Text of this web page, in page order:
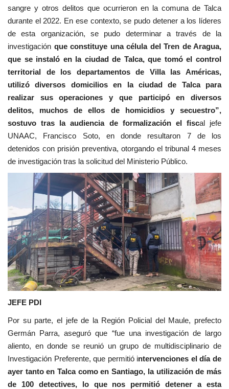
sangre y otros delitos que ocurrieron en la comuna de Talca
durante el 2022. En ese contexto, se pudo detener a los líderes
de esta organización, se pudo determinar a través de la
investigación que constituye una célula del Tren de Aragua,
que se instaló en la ciudad de Talca, que tomó el control
territorial de los departamentos de Villa las Américas,
utilizó diversos domicilios en la ciudad de Talca para
realizar sus operaciones y que participó en diversos
delitos, muchos de ellos de homicidios y secuestro”,
sostuvo tras la audiencia de formalización el fiscal jefe
UNAAC, Francisco Soto, en donde resultaron 7 de los
detenidos con prisión preventiva, otorgando el tribunal 4 meses
de investigación tras la solicitud del Ministerio Público.
JEFE PDI
Por su parte, el jefe de la Región Policial del Maule, prefecto
Germán Parra, aseguró que “fue una investigación de largo
aliento, en donde se reunió un grupo de multidisciplinario de
Investigación Preferente, que permitió intervenciones el día de
ayer tanto en Talca como en Santiago, la utilización de más
de 100 detectives, lo que nos permitió detener a esta